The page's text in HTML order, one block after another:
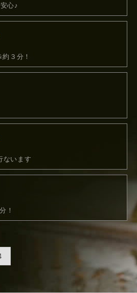
心♪
３分！
ないます
！